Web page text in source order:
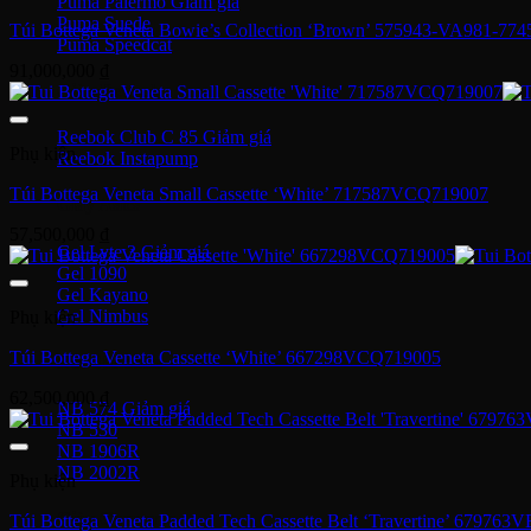
Puma Suede
Puma Speedcat
Giày Reebok
Reebok Club C 85
Reebok Instapump
Giày Asics
Gel Lyte 3
Gel 1090
Gel Kayano
Gel Nimbus
New Balance
NB 574
NB 530
NB 1906R
NB 2002R
Giày Converse
Túi Bottega Veneta Bowie’s Collection ‘Brown’ 575943-VA981-
Phụ kiện
Túi Bottega Veneta Small Cassette ‘White’ 717587VCQ719007
Phụ kiện
Túi Bottega Veneta Cassette ‘White’ 667298VCQ719005
62,500,000₫
Phụ kiện
Túi Bottega Veneta Padded Tech Cassette Belt ‘Travertine’